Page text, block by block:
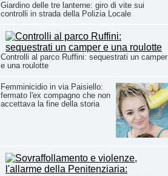
Giardino delle tre lanterne: giro di vite sui
controlli in strada della Polizia Locale
Controlli al parco Ruffini: sequestrati un camper
e una roulotte
Femminicidio in via Paisiello:
fermato l'ex compagno che non
accettava la fine della storia